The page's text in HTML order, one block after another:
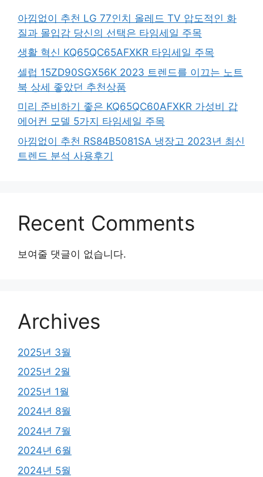
아낌없이 추천 LG 77인치 올레드 TV 압도적인 화
질과 몰입감 당신의 선택은 타임세일 주목
생활 혁신 KQ65QC65AFXKR 타임세일 주목
셀럽 15ZD90SGX56K 2023 트렌드를 이끄는 노트
북 상세 좋았던 추천상품
미리 준비하기 좋은 KQ65QC60AFXKR 가성비 갑
에어컨 모델 5가지 타임세일 주목
아낌없이 추천 RS84B5081SA 냉장고 2023년 최신
트렌드 분석 사용후기
Recent Comments
보여줄 댓글이 없습니다.
Archives
2025년 3월
2025년 2월
2025년 1월
2024년 8월
2024년 7월
2024년 6월
2024년 5월